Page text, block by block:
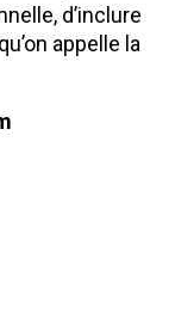
d’inclure
appelle la